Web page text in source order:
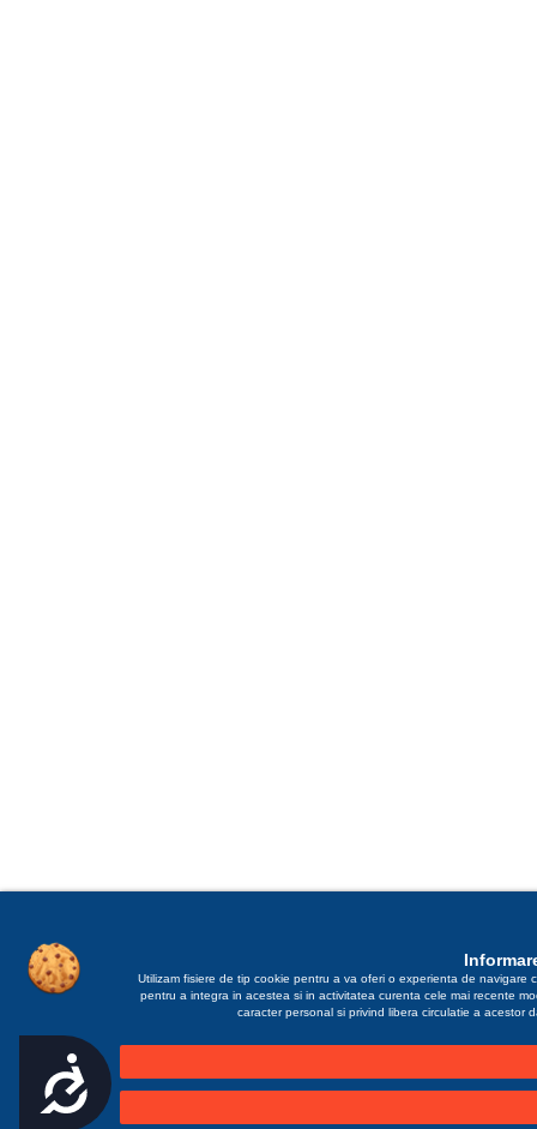
Accesibilitate
Utilizam fisiere de tip cookie pentru a va oferi o experienta de navigare
pentru a integra in acestea si in activitatea curenta cele mai recente
caracter personal si privind libera circulatie a acestor